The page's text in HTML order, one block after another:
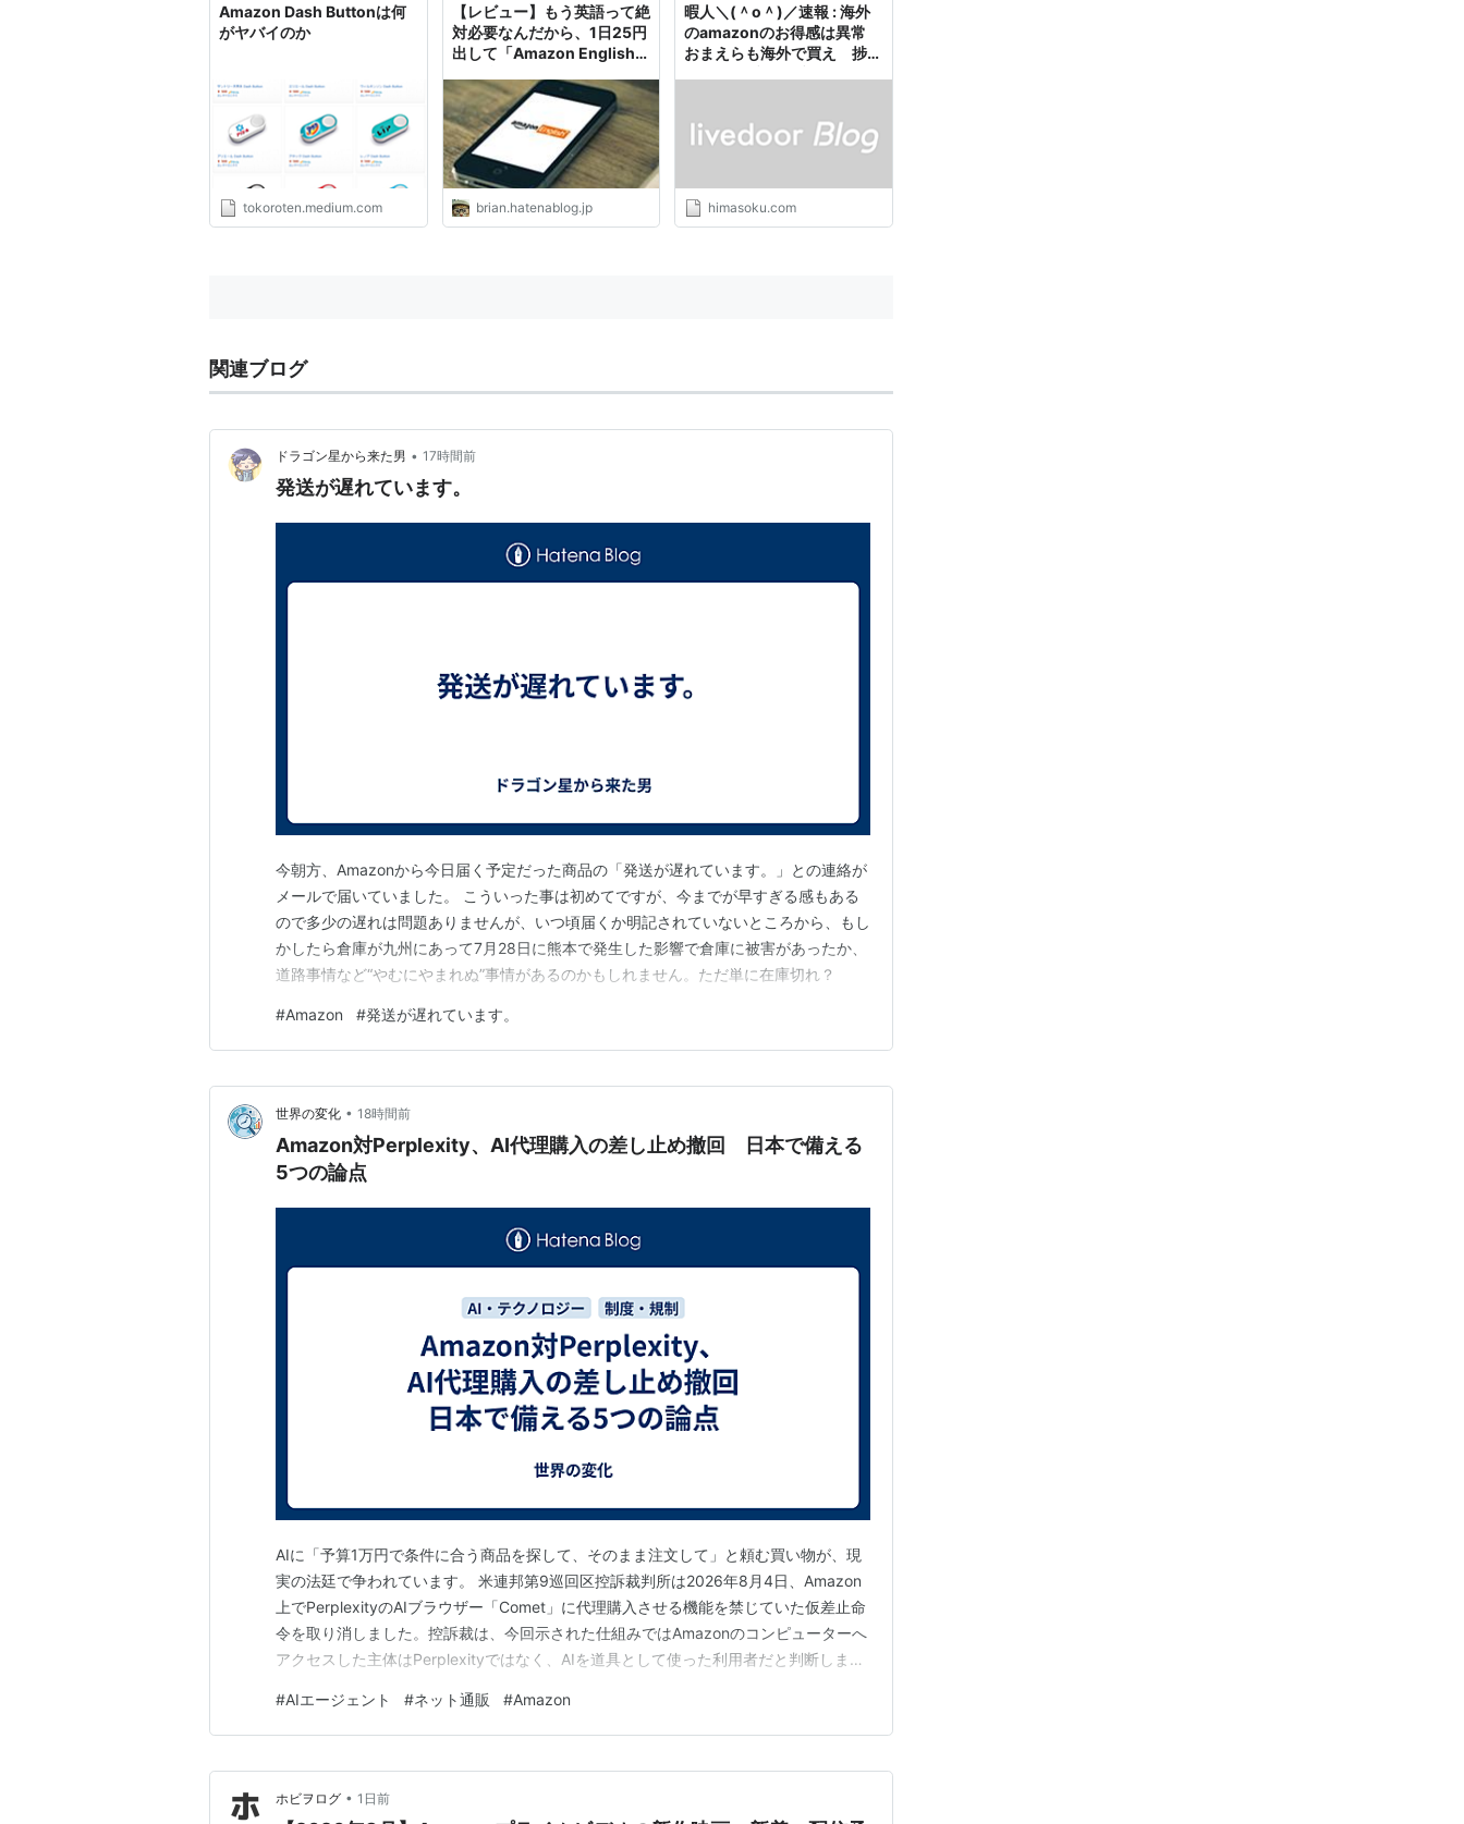
ちばん多...
Amazon Dash Buttonは何
がヤバイのか
tokoroten.medium.com
【レビュー】もう英語って絶
対必要なんだから、1日25円
出して「Amazon English」
Brian'z Imagination
brian.hatenablog.jp
暇人＼(＾o＾)／速報 : 海外
のamazonのお得感は異常
おまえらも海外で買え 捗る
himasoku.com
関連ブログ
ドラゴン星から来た男 • 17時間前
発送が遅れています。
今朝方、Amazonから今日届く予定だった商品の「発送が遅れています。」との連絡が
メールで届いていました。 こういった事は初めてですが、今までが早すぎる感もある
ので多少の遅れは問題ありませんが、いつ頃届くか明記されていないところから、もし
かしたら倉庫が九州にあって7月28日に熊本で発生した影響で倉庫に被害があったか、
道路事情など“やむにやまれぬ”事情があるのかもしれません。ただ単に在庫切れ？
#Amazon #発送が遅れています。
世界の変化 • 18時間前
Amazon対Perplexity、AI代理購入の差し止め撤回 日本で備える
5つの論点
AIに「予算1万円で条件に合う商品を探して、そのまま注文して」と頼む買い物が、現
実の法廷で争われています。 米連邦第9巡回区控訴裁判所は2026年8月4日、Amazon
上でPerplexityのAIブラウザー「Comet」に代理購入させる機能を禁じていた仮差止命
令を取り消しました。控訴裁は、今回示された仕組みではAmazonのコンピューターへ
アクセスした主体はPerplexityではなく、AIを道具として使った利用者だと判断しまし
が、通販サイトの意向や利用規約を無視して買い物できる」と認めた判断でもありませ
ん。日本…
#AIエージェント #ネット通販 #Amazon
ホビヲログ • 1日前